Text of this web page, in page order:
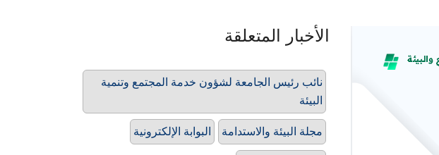
الأخبار المتعلقة
نائب رئيس الجامعة لشؤون خدمة المجتمع وتنمية
البيئة
البوابة الإلكترونية مجلة البيئة والاستدامة